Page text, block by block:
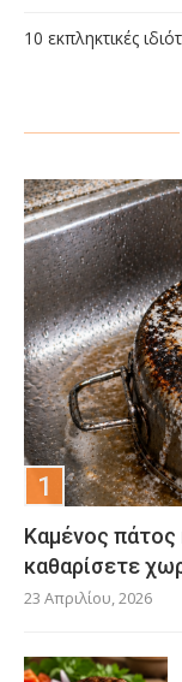
10 εκπληκτικές
Καμένος
καθαρίσετε
23 Απριλίου, 2026